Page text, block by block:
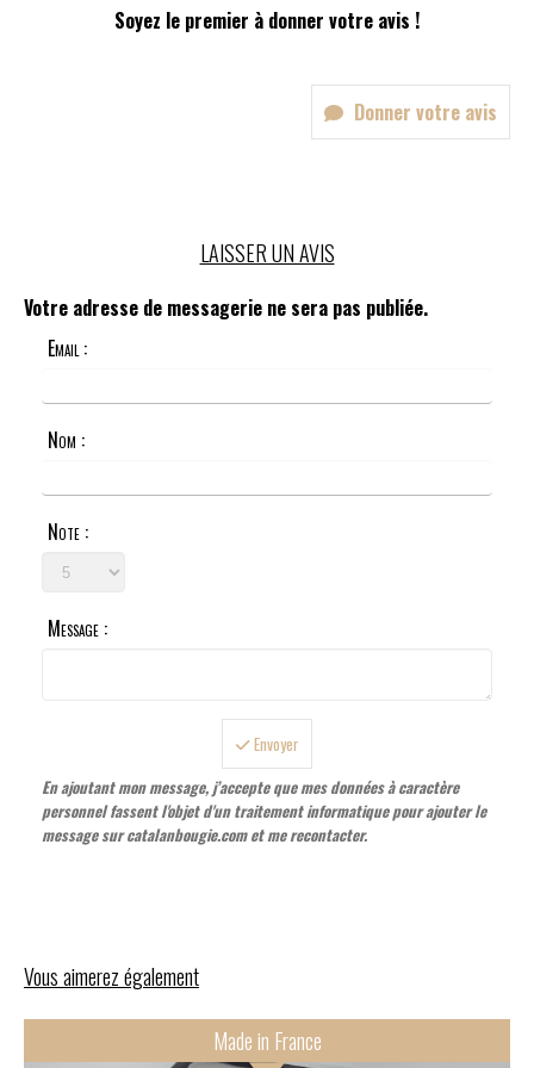
Soyez le premier à donner votre avis !
Donner votre avis
LAISSER UN AVIS
Votre adresse de messagerie ne sera pas publiée.
Email :
Nom :
Note :
Message :
Envoyer
En ajoutant mon message, j’accepte que mes données à caractère
personnel fassent l'objet d'un traitement informatique pour ajouter le
message sur catalanbougie.com et me recontacter.
Vous aimerez également